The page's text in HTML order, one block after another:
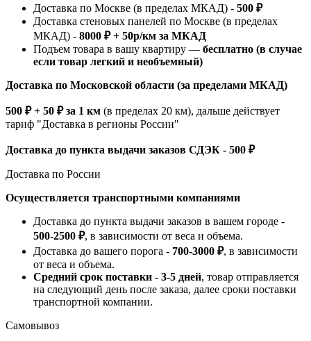
Доставка по Москве (в пределах МКАД) - 500 ₽
Доставка стеновых панелей по Москве (в пределах
МКАД) - 8000 ₽ + 50р/км за МКАД
Подъем товара в вашу квартиру — бесплатно (в случае
если товар легкий и необъемный)
Доставка по Московской области (за пределами МКАД)
500 ₽ + 50 ₽ за 1 км (в пределах 20 км), дальше действует
тариф "Доставка в регионы России"
Доставка до пункта выдачи заказов СДЭК - 500 ₽
Доставка по России
Осуществляется транспортными компаниями
Доставка до пункта выдачи заказов в вашем городе -
500-2500 ₽, в зависимости от веса и объема.
Доставка до вашего порога - 700-3000 ₽, в зависимости
от веса и объема.
Средний срок поставки - 3-5 дней, товар отправляется
на следующий день после заказа, далее сроки поставки
транспортной компании.
Самовывоз